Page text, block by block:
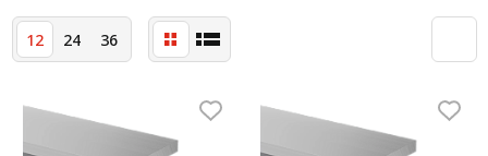
Конвейерная фурнитура
Система линейного перемещения NEW!
12 24 36